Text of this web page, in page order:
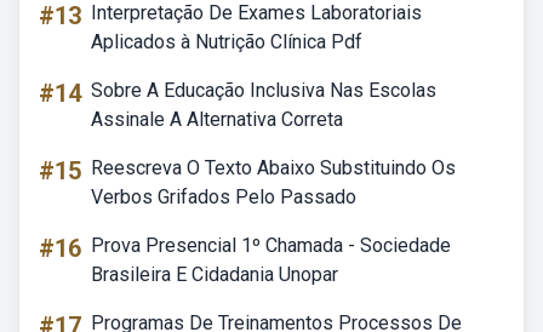
#13 Interpretação De Exames Laboratoriais
Aplicados à Nutrição Clínica Pdf
#14 Sobre A Educação Inclusiva Nas Escolas
Assinale A Alternativa Correta
#15 Reescreva O Texto Abaixo Substituindo Os
Verbos Grifados Pelo Passado
#16 Prova Presencial 1º Chamada - Sociedade
Brasileira E Cidadania Unopar
#17 Programas De Treinamentos Processos De